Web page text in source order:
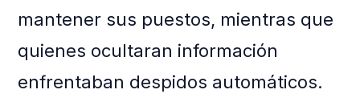
mantener sus puestos, mientras que
quienes ocultaran información
enfrentaban despidos automáticos.